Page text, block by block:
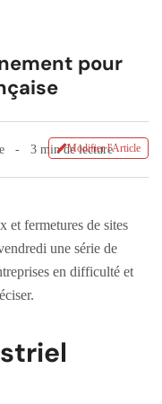
pour
3 min de lecture
Modifier l'Article
et fermetures de sites
une série de
en difficulté et